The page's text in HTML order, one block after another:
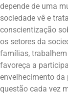
depende de uma
sociedade vê e
conscientização
os setores da
famílias,
favoreça a
envelhecimento
questão cada vez